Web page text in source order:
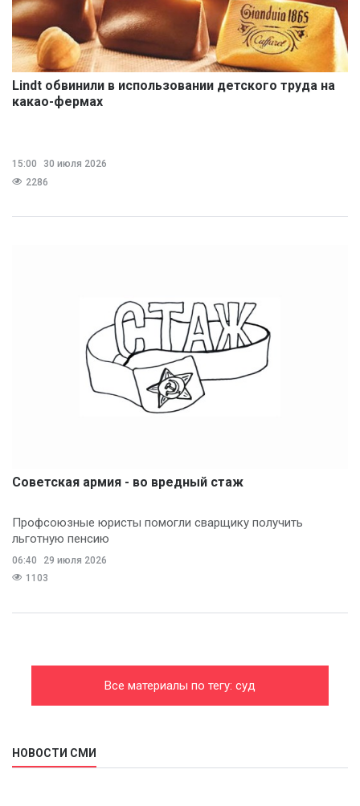
Lindt обвинили в использовании детского труда на
какао-фермах
15:00
30 июля 2026
2286
Советская армия - во вредный стаж
Профсоюзные юристы помогли сварщику получить
льготную пенсию
06:40
29 июля 2026
1103
Все материалы по тегу: суд
НОВОСТИ СМИ